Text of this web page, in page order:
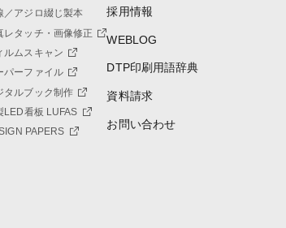
／アジロ綴じ製本
レタッチ・画像修正
ルムスキャン
パーファイル
タルブック制作
LED看板 LUFAS
PAPERS
採用情報
WEBLOG
DTP印刷用語辞典
資料請求
お問い合わせ